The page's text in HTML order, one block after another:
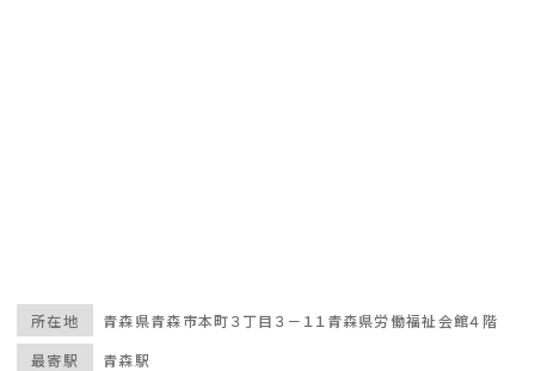
最寄駅 青森駅
所在地 青森県青森市本町３丁目３－１１青森県労働福祉会館４階